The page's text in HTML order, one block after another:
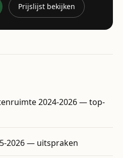
Prijslijst bekijken
2024-2026 — top-
2026 — uitspraken